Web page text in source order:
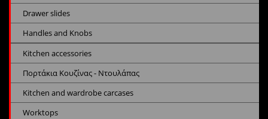
Drawer slides
Handles and Knobs
Kitchen accessories
Πορτάκια Κουζίνας - Ντουλάπας
Kitchen and wardrobe carcases
Worktops